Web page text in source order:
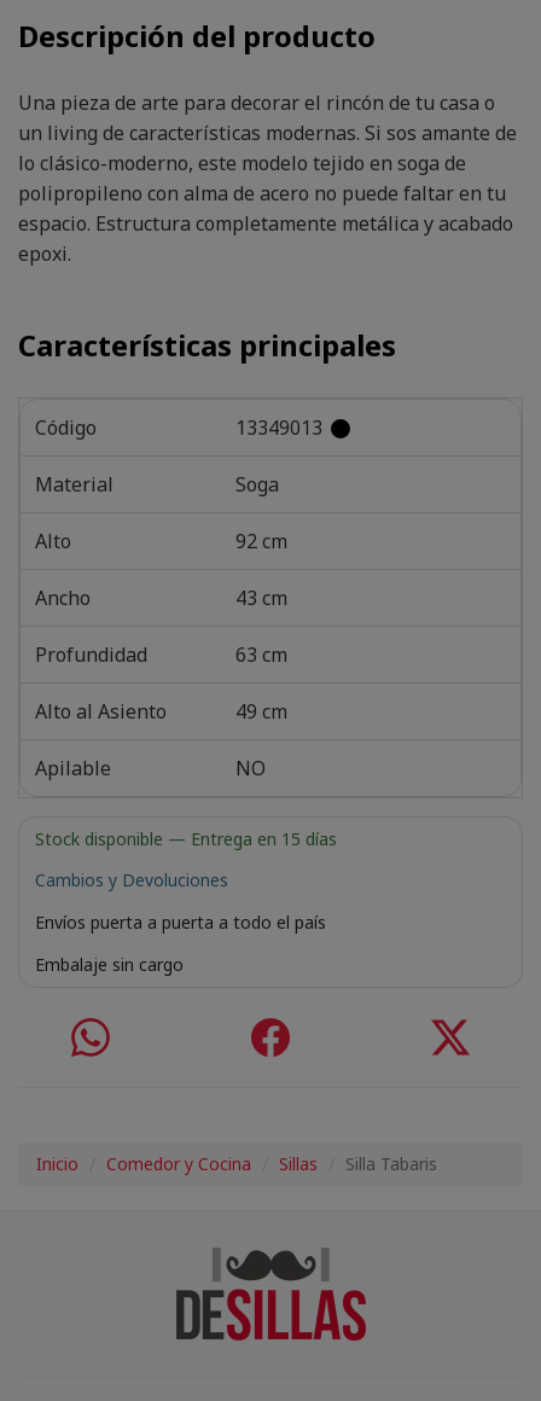
Descripción del producto
Una pieza de arte para decorar el rincón de tu casa o
un living de características modernas. Si sos amante de
lo clásico-moderno, este modelo tejido en soga de
polipropileno con alma de acero no puede faltar en tu
espacio. Estructura completamente metálica y acabado
epoxi.
Características principales
Código 13349013
Material Soga
Alto 92 cm
Ancho 43 cm
Profundidad 63 cm
Alto al Asiento 49 cm
Apilable NO
Stock disponible — Entrega en 15 días
Cambios y Devoluciones
Envíos puerta a puerta a todo el país
Embalaje sin cargo
Inicio Comedor y Cocina Sillas Silla Tabaris